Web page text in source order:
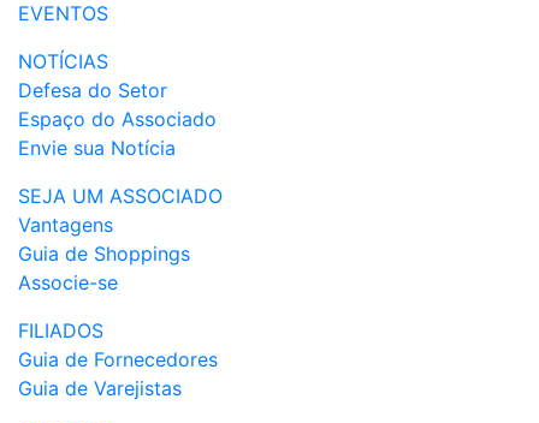
EVENTOS
NOTÍCIAS
Defesa do Setor
Espaço do Associado
Envie sua Notícia
SEJA UM ASSOCIADO
Vantagens
Guia de Shoppings
Associe-se
FILIADOS
Guia de Fornecedores
Guia de Varejistas